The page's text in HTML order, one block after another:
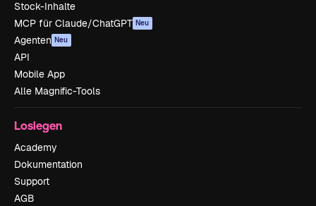
Stock-Inhalte
MCP für Claude/ChatGPT Neu
Agenten Neu
API
Mobile App
Alle Magnific-Tools
Loslegen
Academy
Dokumentation
Support
AGB